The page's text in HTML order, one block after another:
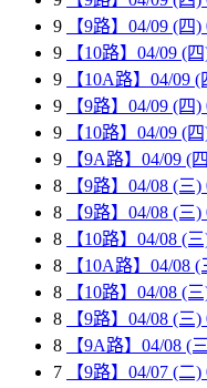
9
【9路】04/09 (
9
【10路】04/09 (
9
【10A路】04/09
9
【9路】04/09 (
9
【10路】04/09 (
9
【9A路】04/09
8
【9路】04/08 (
8
【9路】04/08 (
8
【10路】04/08 (
8
【10A路】04/08
8
【10路】04/08 (
8
【9路】04/08 (
8
【9A路】04/08
7
【9路】04/07 (